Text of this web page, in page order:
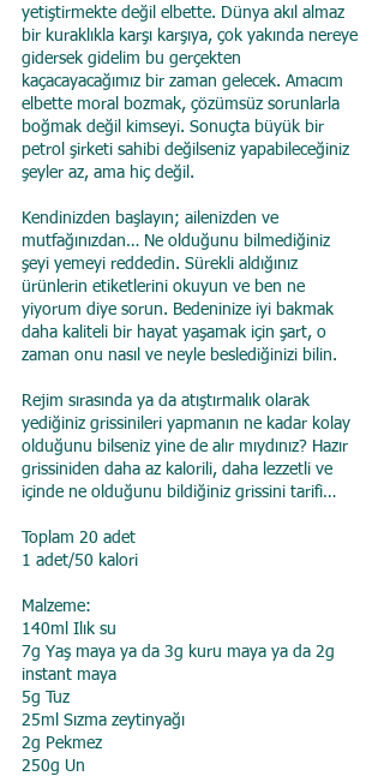
yetiştirmekte değil elbette. Dünya akıl almaz
bir kuraklıkla karşı karşıya, çok yakında nereye
gidersek gidelim bu gerçekten
kaçacayacağımız bir zaman gelecek. Amacım
elbette moral bozmak, çözümsüz sorunlarla
boğmak değil kimseyi. Sonuçta büyük bir
petrol şirketi sahibi değilseniz yapabileceğiniz
şeyler az, ama hiç değil.
Kendinizden başlayın; ailenizden ve
mutfağınızdan… Ne olduğunu bilmediğiniz
şeyi yemeyi reddedin. Sürekli aldığınız
ürünlerin etiketlerini okuyun ve ben ne
yiyorum diye sorun. Bedeninize iyi bakmak
daha kaliteli bir hayat yaşamak için şart, o
zaman onu nasıl ve neyle beslediğinizi bilin.
Rejim sırasında ya da atıştırmalık olarak
yediğiniz grissinileri yapmanın ne kadar kolay
olduğunu bilseniz yine de alır mıydınız? Hazır
grissiniden daha az kalorili, daha lezzetli ve
içinde ne olduğunu bildiğiniz grissini tarifi…
Toplam 20 adet
1 adet/50 kalori
Malzeme:
140ml Ilık su
7g Yaş maya ya da 3g kuru maya ya da 2g
instant maya
5g Tuz
25ml Sızma zeytinyağı
2g Pekmez
250g Un